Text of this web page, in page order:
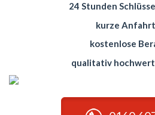
24 Stunden
kurze
kostenlose
qualitativ